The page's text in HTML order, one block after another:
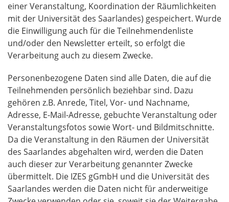
einer Veranstaltung, Koordination der Räumlichkeiten
mit der Universität des Saarlandes) gespeichert. Wurde
die Einwilligung auch für die Teilnehmendenliste
und/oder den Newsletter erteilt, so erfolgt die
Verarbeitung auch zu diesem Zwecke.
Personenbezogene Daten sind alle Daten, die auf die
Teilnehmenden persönlich beziehbar sind. Dazu
gehören z.B. Anrede, Titel, Vor- und Nachname,
Adresse, E-Mail-Adresse, gebuchte Veranstaltung oder
Veranstaltungsfotos sowie Wort- und Bildmitschnitte.
Da die Veranstaltung in den Räumen der Universität
des Saarlandes abgehalten wird, werden die Daten
auch dieser zur Verarbeitung genannter Zwecke
übermittelt. Die IZES gGmbH und die Universität des
Saarlandes werden die Daten nicht für anderweitige